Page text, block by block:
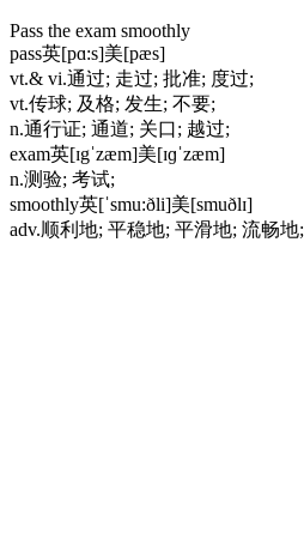
Pass the exam smoothly
pass英[pɑ:s]美[pæs]
vt.& vi.通过; 走过; 批准; 度过;
vt.传球; 及格; 发生; 不要;
n.通行证; 通道; 关口; 越过;
exam英[ɪgˈzæm]美[ɪɡˈzæm]
n.测验; 考试;
smoothly英[ˈsmu:ðli]美[smuðlɪ]
adv.顺利地; 平稳地; 平滑地; 流畅地;